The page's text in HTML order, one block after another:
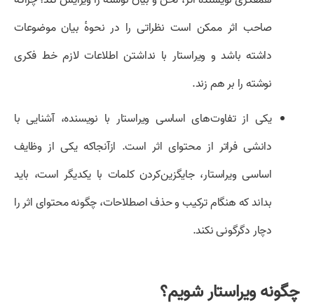
صاحب اثر ممکن است نظراتی را در نحوهٔ بیان موضوعات
داشته باشد و ویراستار با نداشتن اطلاعات لازم خط فکری
نوشته را بر هم زند.
یکی از تفاوت‌های اساسی ویراستار با نویسنده، آشنایی با
دانشی فراتر از محتوای اثر است. ازآنجاکه یکی از وظایف
اساسی ویراستار، جایگزین‌کردن کلمات با یکدیگر است، باید
بداند که هنگام ترکیب و حذف اصطلاحات، چگونه محتوای اثر را
دچار دگرگونی نکند.
چگونه ویراستار شویم؟